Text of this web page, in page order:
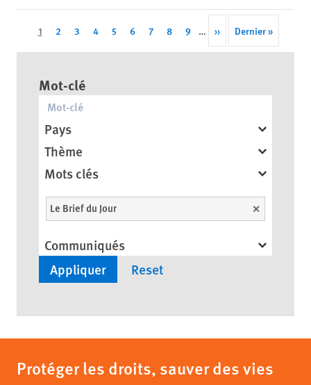
Pagination
Cette
1 Page
2 Page
3 Page
4 Page
5 Page
6 Page
7 Page
8 Page
9 …
Next
page
››
Last
page
Dernier »
Mot-clé
Pays
Thème
Mots clés
Le Brief du Jour Unselect
Communiqués
Protéger les droits, sauver des vies